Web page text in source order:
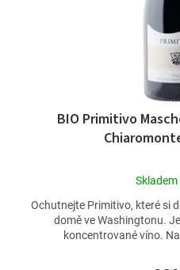
BIO Primitivo
Skladem
Ochutnejte Primitivo, které si
domě ve Washingtonu.
koncentrované víno.